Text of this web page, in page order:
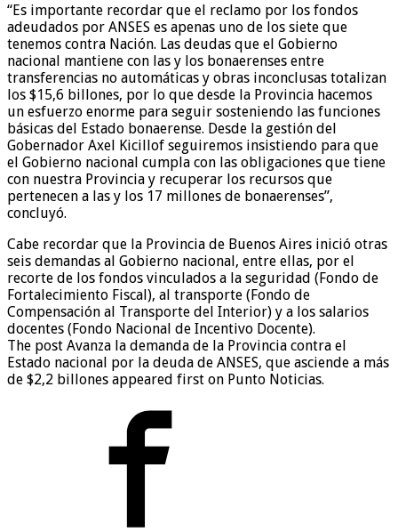
“Es importante recordar que el reclamo por los fondos
adeudados por ANSES es apenas uno de los siete que
tenemos contra Nación. Las deudas que el Gobierno
nacional mantiene con las y los bonaerenses entre
transferencias no automáticas y obras inconclusas totalizan
los $15,6 billones, por lo que desde la Provincia hacemos
un esfuerzo enorme para seguir sosteniendo las funciones
básicas del Estado bonaerense. Desde la gestión del
Gobernador Axel Kicillof seguiremos insistiendo para que
el Gobierno nacional cumpla con las obligaciones que tiene
con nuestra Provincia y recuperar los recursos que
pertenecen a las y los 17 millones de bonaerenses”,
concluyó.
Cabe recordar que la Provincia de Buenos Aires inició otras
seis demandas al Gobierno nacional, entre ellas, por el
recorte de los fondos vinculados a la seguridad (Fondo de
Fortalecimiento Fiscal), al transporte (Fondo de
Compensación al Transporte del Interior) y a los salarios
docentes (Fondo Nacional de Incentivo Docente).
The post Avanza la demanda de la Provincia contra el
Estado nacional por la deuda de ANSES, que asciende a más
de $2,2 billones appeared first on Punto Noticias.